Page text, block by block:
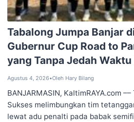
Tabalong ‎Jumpa Banjar
Gubernur ‎Cup Road to
‎yang Tanpa Jedah Waktu
Agustus 4, 2026•Oleh Hary Bilang
BANJARMASIN, KaltimRAYA.com
Sukses melimbungkan tim
lewat adu penalti pada babak